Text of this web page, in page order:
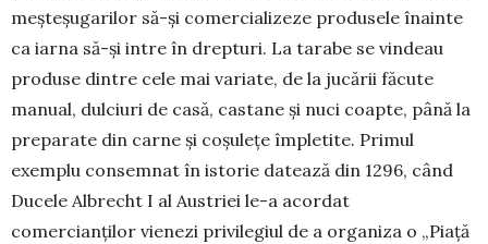
mește­șu­garilor să-și comercializeze produsele înainte
ca iarna să-și intre în drepturi. La tarabe se vindeau
produse dintre cele mai variate, de la jucării fă­cute
manual, dulciuri de casă, castane și nuci coap­te, până la
preparate din carne și coșulețe împletite. Primul
exemplu consemnat în istorie datează din 1296, când
Ducele Albrecht I al Austriei le-a acordat
comercianților vienezi privilegiul de a organiza o „Piață